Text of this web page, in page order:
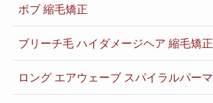
ボブ 縮毛矯正
ブリーチ毛 ハイダメージヘア 縮毛矯正
ロング エアウェーブ スパイラルパーマ